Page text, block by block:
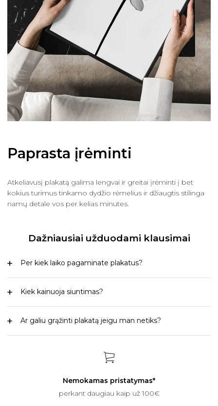
Paprasta įrėminti
Atkeliavusį plakatą galima lengvai ir greitai įrėminti į bet
kokius turimus tinkamo dydžio rėmelius ir džiaugtis stilinga
namų detale vos per kelias minutes.
Dažniausiai užduodami klausimai
Per kiek laiko pagaminate plakatus?
Kiek kainuoja siuntimas?
Ar galiu grąžinti plakatą jeigu man netiks?
Nemokamas pristatymas*
perkant daugiau kaip už 100€